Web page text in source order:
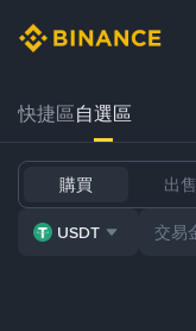
快捷區自選區
購買 出售
USDT